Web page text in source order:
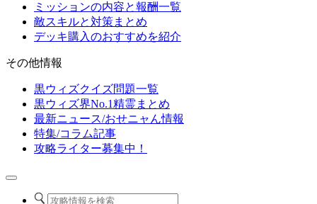
ミッションの内容と報酬一覧
敵スキルと対策まとめ
デッキ購入のおすすめを紹介
その他情報
黒ウィズクイズ問題一覧
黒ウィズ界No.1精霊まとめ
最新ニュース/おせニャん情報
特集/コラム記事
攻略ライター募集中！